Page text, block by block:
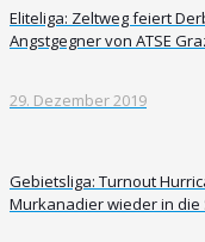
Eliteliga: Zeltweg feiert
Angstgegner von ATSE
29. Dezember 2019
Gebietsliga: Turnout
Murkanadier wieder in die